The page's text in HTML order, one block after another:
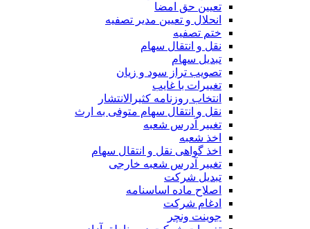
تعیین حق امضا
انحلال و تعیین مدیر تصفیه
ختم تصفیه
نقل و انتقال سهام
تبدیل سهام
تصویب تراز سود و زیان
تغییرات با غایب
انتخاب روزنامه کثیرالانتشار
نقل و انتقال سهام متوفی به ارث
تغییر آدرس شعبه
اخذ شعبه
اخذ گواهی نقل و انتقال سهام
تغییر آدرس شعبه خارجی
تبدیل شرکت
اصلاح ماده اساسنامه
ادغام شرکت
جوینت ونچر